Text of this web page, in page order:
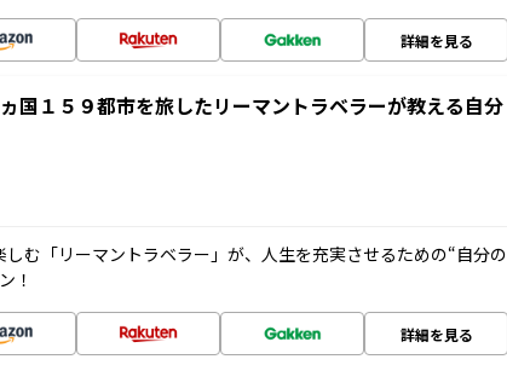
詳細を見る
国１５９都市を旅したリーマントラベラーが教える自分
む「リーマントラベラー」が、人生を充実させるための“自分の
！
詳細を見る